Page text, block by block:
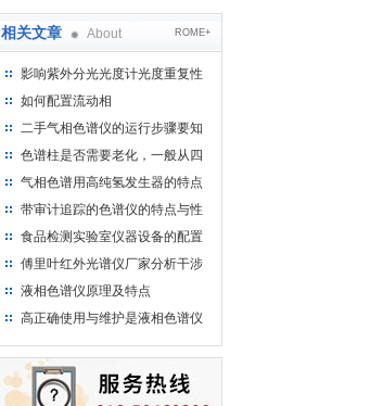
相关文章 About ROME+
影响紫外分光光度计光度重复性
的主要因素
如何配置流动相
二手气相色谱仪的运行步骤要知
晓
色谱柱是否需要老化，一般从四
个方面来判断
气相色谱用高纯氢发生器的特点
分享
带审计追踪的色谱仪的特点与性
能
食品检测实验室仪器设备的配置
傅里叶红外光谱仪厂家分析干涉
图的特征
液相色谱仪原理及特点
高正确使用与维护是液相色谱仪